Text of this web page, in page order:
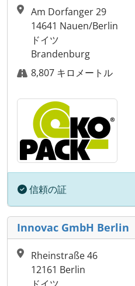
Am Dorfanger 29
14641 Nauen/Berlin
ドイツ
Brandenburg
8,807 キロメートル
信頼の証
Innovac GmbH Berlin
Rheinstraße 46
12161 Berlin